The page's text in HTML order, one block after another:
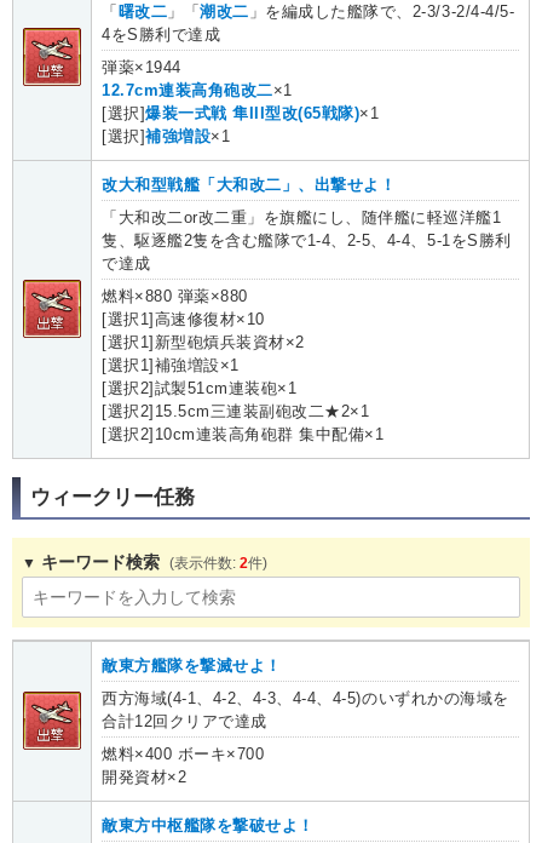
「曙改二 」「潮改二 」を編成した艦隊で、2-3/3-2/4-4/5-
4をS勝利で達成
弾薬×1944
12.7cm連装高角砲改二×1
[選択]爆装一式戦 隼III型改(65戦隊)×1
[選択]補強増設×1
改大和型戦艦「大和改二」、出撃せよ！
「大和改二or改二重」を旗艦にし、随伴艦に軽巡洋艦1
隻、駆逐艦2隻を含む艦隊で1-4、2-5、4-4、5-1をS勝利
で達成
燃料×880 弾薬×880
[選択1]高速修復材×10
[選択1]新型砲熕兵装資材×2
[選択1]補強増設×1
[選択2]試製51cm連装砲×1
[選択2]15.5cm三連装副砲改二★2×1
[選択2]10cm連装高角砲群 集中配備×1
ウィークリー任務
キーワード検索 2
敵東方艦隊を撃滅せよ！
西方海域(4-1、4-2、4-3、4-4、4-5)のいずれかの海域を
合計12回クリアで達成
燃料×400 ボーキ×700
開発資材×2
敵東方中枢艦隊を撃破せよ！